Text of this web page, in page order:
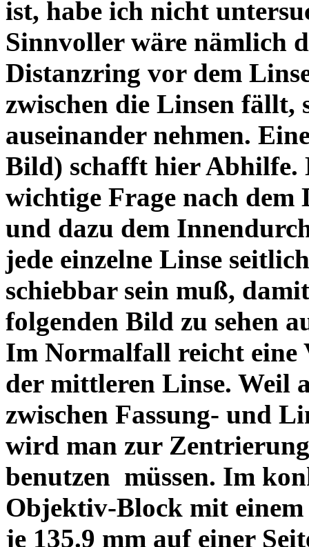
ist, habe ich nicht
Sinnvoller wäre nämlich
Distanzring vor dem
zwischen die Linsen fällt,
auseinander nehmen.
Bild) schafft hier Abhilfe.
wichtige Frage nach dem
und dazu dem
jede einzelne Linse
schiebbar sein muß,
folgenden Bild zu sehen
Im Normalfall reicht eine
der mittleren Linse. Weil
zwischen Fassung- und
wird man zur
benutzen müssen. Im
Objektiv-Block mit einem
je 135.9 mm auf einer